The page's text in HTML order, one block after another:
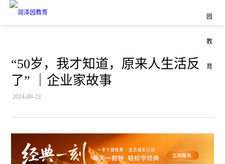
“50岁，我才知道，原来人生活反
了” ｜企业家故事
2024-09-23